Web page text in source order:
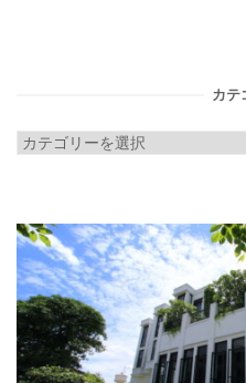
カテ
カ
リ
ー